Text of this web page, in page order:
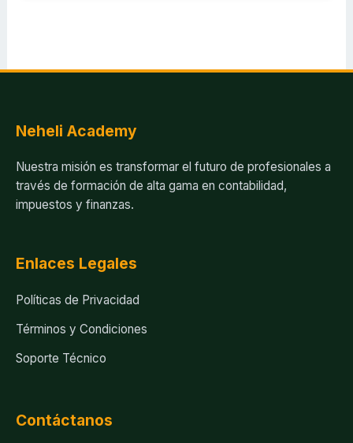
Neheli Academy
Nuestra misión es transformar el futuro de profesionales a
través de formación de alta gama en contabilidad,
impuestos y finanzas.
Enlaces Legales
Políticas de Privacidad
Términos y Condiciones
Soporte Técnico
Contáctanos